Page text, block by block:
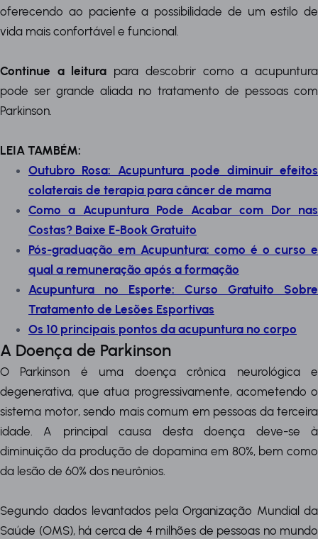
oferecendo ao paciente a possibilidade de um estilo de
vida mais confortável e funcional.
Continue a leitura para descobrir como a acupuntura
pode ser grande aliada no tratamento de pessoas com
Parkinson.
LEIA TAMBÉM:
Outubro Rosa: Acupuntura pode diminuir efeitos
colaterais de terapia para câncer de mama
Como a Acupuntura Pode Acabar com Dor nas
Costas? Baixe E-Book Gratuito
Pós-graduação em Acupuntura: como é o curso e
qual a remuneração após a formação
Acupuntura no Esporte: Curso Gratuito Sobre
Tratamento de Lesões Esportivas
Os 10 principais pontos da acupuntura no corpo
A Doença de Parkinson
O Parkinson é uma doença crônica neurológica e
degenerativa, que atua progressivamente, acometendo o
sistema motor, sendo mais comum em pessoas da terceira
idade. A principal causa desta doença deve-se à
diminuição da produção de dopamina em 80%, bem como
da lesão de 60% dos neurônios.
Segundo dados levantados pela Organização Mundial da
Saúde (OMS), há cerca de 4 milhões de pessoas no mundo